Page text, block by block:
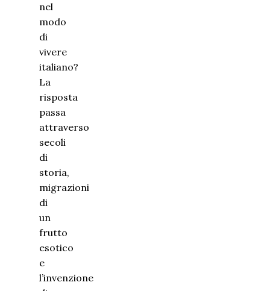
nel
modo
di
vivere
italiano?
La
risposta
passa
attraverso
secoli
di
storia,
migrazioni
di
un
frutto
esotico
e
l’invenzione